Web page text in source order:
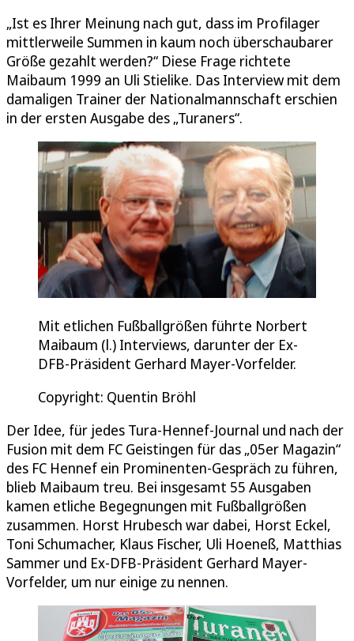
„Ist es Ihrer Meinung nach gut, dass im Profilager
mittlerweile Summen in kaum noch überschaubarer
Größe gezahlt werden?“ Diese Frage richtete
Maibaum 1999 an Uli Stielike. Das Interview mit dem
damaligen Trainer der Nationalmannschaft erschien
in der ersten Ausgabe des „Turaners“.
Mit etlichen Fußballgrößen führte Norbert
Maibaum (l.) Interviews, darunter der Ex-
DFB-Präsident Gerhard Mayer-Vorfelder.
Copyright: Quentin Bröhl
Der Idee, für jedes Tura-Hennef-Journal und nach der
Fusion mit dem FC Geistingen für das „05er Magazin“
des FC Hennef ein Prominenten-Gespräch zu führen,
blieb Maibaum treu. Bei insgesamt 55 Ausgaben
kamen etliche Begegnungen mit Fußballgrößen
zusammen. Horst Hrubesch war dabei, Horst Eckel,
Toni Schumacher, Klaus Fischer, Uli Hoeneß, Matthias
Sammer und Ex-DFB-Präsident Gerhard Mayer-
Vorfelder, um nur einige zu nennen.